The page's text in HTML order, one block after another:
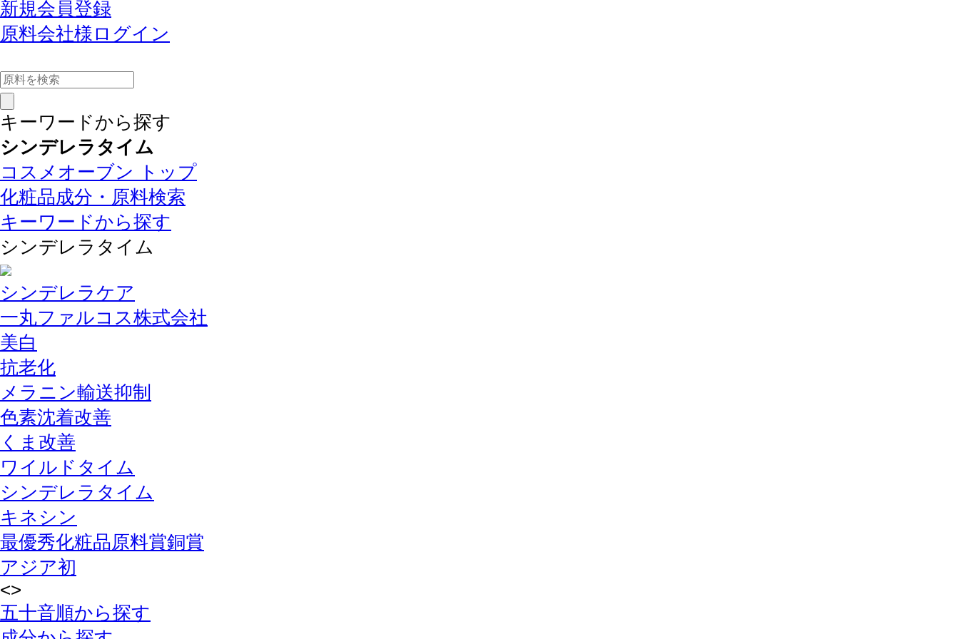
新規会員登録
原料会社様ログイン
キーワードから探す
シンデレラタイム
コスメオーブン トップ
化粧品成分・原料検索
キーワードから探す
シンデレラタイム
シンデレラケア
一丸ファルコス株式会社
美白
抗老化
メラニン輸送抑制
色素沈着改善
くま改善
ワイルドタイム
シンデレラタイム
キネシン
最優秀化粧品原料賞銅賞
アジア初
<>
五十音順から探す